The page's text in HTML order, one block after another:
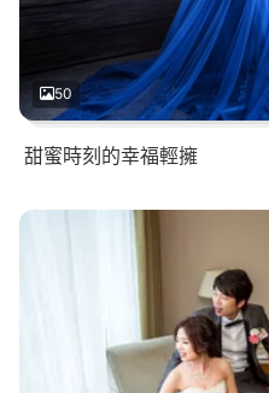
50
甜蜜時刻的幸福輕擁